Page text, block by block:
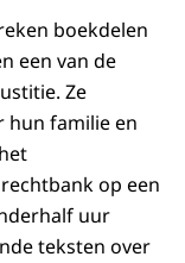
boekdelen
een van de
Ze
hun familie en
op een
uur
teksten over